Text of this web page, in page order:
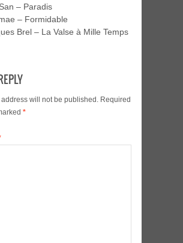
– Paradis
– Formidable
Brel – La Valse à Mille Temps
will not be published. Required
*